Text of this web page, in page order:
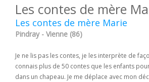
Les contes de mère
Les contes de mère Marie
Pindray - Vienne (86)
Je ne lis pas les contes, je les interprète de
connais plus de 50 contes que les enfants
dans un chapeau. Je me déplace avec mon